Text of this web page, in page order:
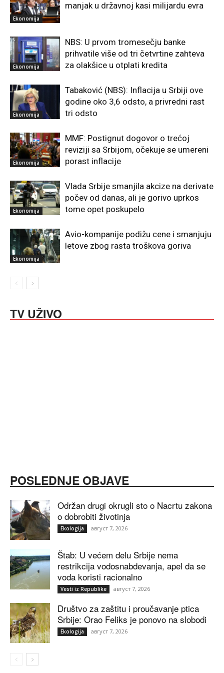
Ekonomija
manjak u državnoj kasi milijardu evra
Ekonomija
NBS: U prvom tromesečju banke
prihvatile više od tri četvrtine zahteva
za olakšice u otplati kredita
Ekonomija
Tabaković (NBS): Inflacija u Srbiji ove
godine oko 3,6 odsto, a privredni rast
tri odsto
Ekonomija
MMF: Postignut dogovor o trećoj
reviziji sa Srbijom, očekuje se umereni
porast inflacije
Ekonomija
Vlada Srbije smanjila akcize na derivate
počev od danas, ali je gorivo uprkos
tome opet poskupelo
Ekonomija
Avio-kompanije podižu cene i smanjuju
letove zbog rasta troškova goriva
TV UŽIVO
POSLEDNJE OBJAVE
Održan drugi okrugli sto o Nacrtu zakona
o dobrobiti životinja
Ekologija август 7, 2026
Štab: U većem delu Srbije nema
restrikcija vodosnabdevanja, apel da se
voda koristi racionalno
Vesti iz Republike август 7, 2026
Društvo za zaštitu i proučavanje ptica
Srbije: Orao Feliks je ponovo na slobodi
Ekologija август 7, 2026